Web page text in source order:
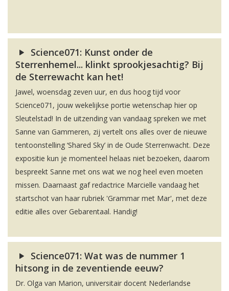
Science071: Kunst onder de
Sterrenhemel... klinkt sprookjesachtig? Bij
de Sterrewacht kan het!
Jawel, woensdag zeven uur, en dus hoog tijd voor
Science071, jouw wekelijkse portie wetenschap hier op
Sleutelstad! In de uitzending van vandaag spreken we met
Sanne van Gammeren, zij vertelt ons alles over de nieuwe
tentoonstelling ‘Shared Sky’ in de Oude Sterrenwacht. Deze
expositie kun je momenteel helaas niet bezoeken, daarom
bespreekt Sanne met ons wat we nog heel even moeten
missen. Daarnaast gaf redactrice Marcielle vandaag het
startschot van haar rubriek 'Grammar met Mar', met deze
editie alles over Gebarentaal. Handig!
Science071: Wat was de nummer 1
hitsong in de zeventiende eeuw?
Dr. Olga van Marion, universitair docent Nederlandse